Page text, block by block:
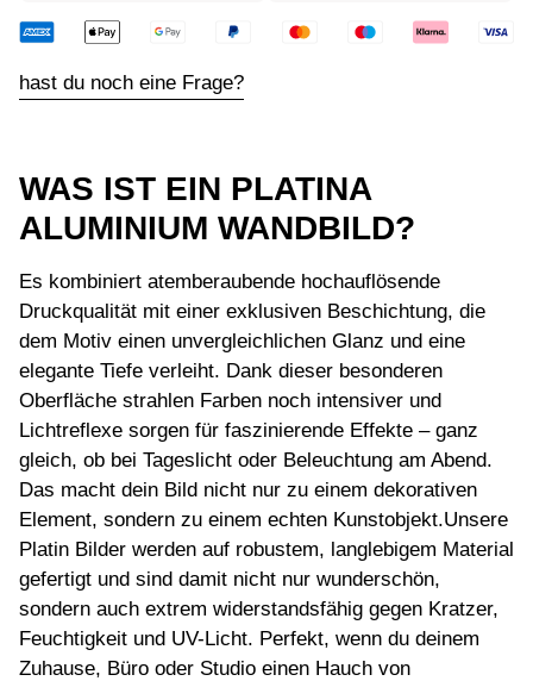
hast du noch eine Frage?
WAS IST EIN PLATINA
ALUMINIUM WANDBILD?
Es kombiniert atemberaubende hochauflösende
Druckqualität mit einer exklusiven Beschichtung, die
dem Motiv einen unvergleichlichen Glanz und eine
elegante Tiefe verleiht. Dank dieser besonderen
Oberfläche strahlen Farben noch intensiver und
Lichtreflexe sorgen für faszinierende Effekte – ganz
gleich, ob bei Tageslicht oder Beleuchtung am Abend.
Das macht dein Bild nicht nur zu einem dekorativen
Element, sondern zu einem echten Kunstobjekt.Unsere
Platin Bilder werden auf robustem, langlebigem Material
gefertigt und sind damit nicht nur wunderschön,
sondern auch extrem widerstandsfähig gegen Kratzer,
Feuchtigkeit und UV-Licht. Perfekt, wenn du deinem
Zuhause, Büro oder Studio einen Hauch von